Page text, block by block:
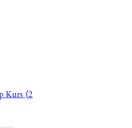
Kurs (2